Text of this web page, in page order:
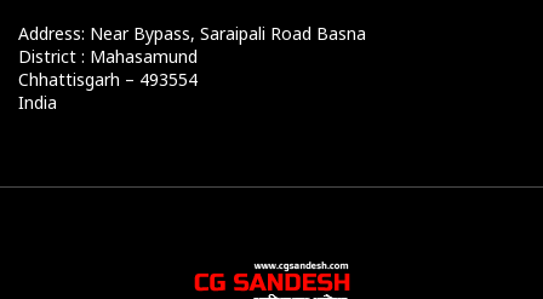
Address: Near Bypass, Saraipali Road Basna
District : Mahasamund
Chhattisgarh – 493554
India